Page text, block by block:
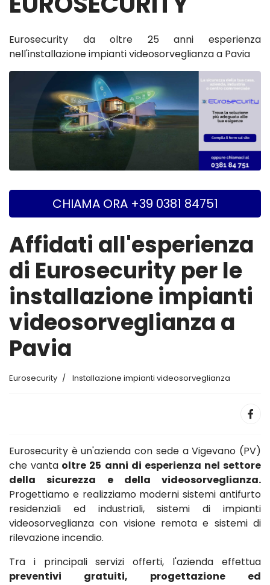
Eurosecurity da oltre 25 anni esperienza
nell'installazione impianti videosorveglianza a Pavia
CHIAMA ORA +39 0381 84751
Affidati all'esperienza
di Eurosecurity per le
installazione impianti
videosorveglianza a
Pavia
Eurosecurity Installazione impianti videosorveglianza
Eurosecurity è un'azienda con sede a Vigevano (PV)
che vanta oltre 25 anni di esperienza nel settore
della sicurezza e della videosorveglianza.
Progettiamo e realizziamo moderni sistemi antifurto
residenziali ed industriali, sistemi di impianti
videosorveglianza con visione remota e sistemi di
rilevazione incendio.
Tra i principali servizi offerti, l'azienda effettua
preventivi gratuiti, progettazione ed